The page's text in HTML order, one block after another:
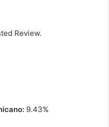
Review.
9.43%